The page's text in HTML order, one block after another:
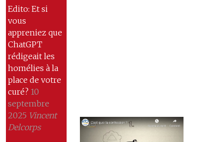
Edito: Et si
vous
appreniez que
ChatGPT
rédigeait les
homélies à la
place de votre
curé? 10
septembre
2025 Vincent
Delcorps